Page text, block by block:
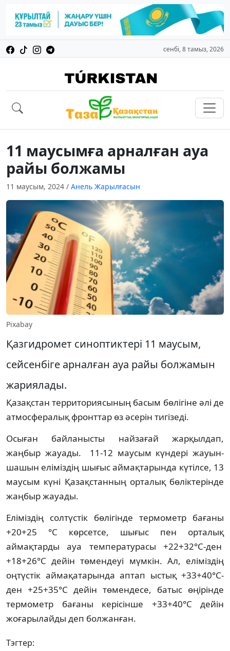
сенбі, 8 тамыз, 2026
11 маусымға арналған ауа
райы болжамы
11 маусым, 2024 / Анель Жарылғасын
Pixabay
Қазгидромет синоптиктері 11 маусым,
cейсенбіге арналған ауа райы болжамын
жариялады.
Қазақстан территориясының басым бөлігіне әлі де
атмосфералық фронттар өз әсерін тигізеді.
Осыған байланысты найзағай жарқылдап,
жаңбыр жауады. 11-12 маусым күндері жауын-
шашын еліміздің шығыс аймақтарында күтілсе, 13
маусым күні Қазақстанның орталық бөліктерінде
жаңбыр жауады.
Еліміздің солтүстік бөлігінде термометр бағаны
+20+25 °С көрсетсе, шығыс пен орталық
аймақтарды ауа температурасы +22+32°С-ден
+18+26°С дейін төмендеуі мүмкін. Ал, еліміздің
оңтүстік аймақатарында аптап ыстық +33+40°С-
ден +25+35°С дейін төмендесе, батыс өңірінде
термометр бағаны керісінше +33+40°С дейін
жоғарылайды деп болжанған.
Тэгтер: